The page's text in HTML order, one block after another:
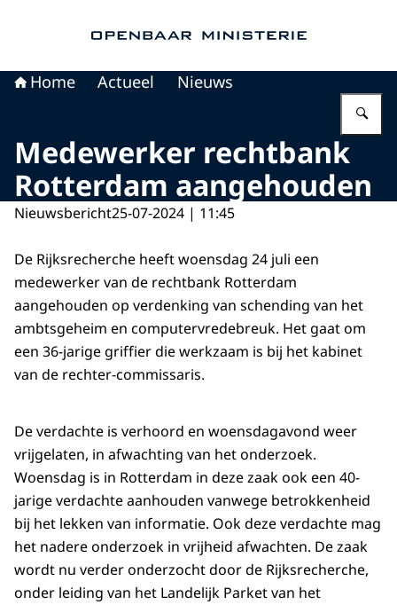
Home Actueel Nieuws
Medewerker rechtbank
Rotterdam aangehouden
Nieuwsbericht25-07-2024 | 11:45
De Rijksrecherche heeft woensdag 24 juli een
medewerker van de rechtbank Rotterdam
aangehouden op verdenking van schending van het
ambtsgeheim en computervredebreuk. Het gaat om
een 36-jarige griffier die werkzaam is bij het kabinet
van de rechter-commissaris.
De verdachte is verhoord en woensdagavond weer
vrijgelaten, in afwachting van het onderzoek.
Woensdag is in Rotterdam in deze zaak ook een 40-
jarige verdachte aanhouden vanwege betrokkenheid
bij het lekken van informatie. Ook deze verdachte mag
het nadere onderzoek in vrijheid afwachten. De zaak
wordt nu verder onderzocht door de Rijksrecherche,
onder leiding van het Landelijk Parket van het